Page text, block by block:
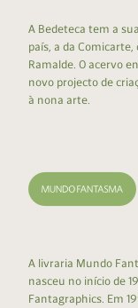
A Bedeteca tem a
país, a da
Ramalde. O acervo
novo projecto de
à nona arte.
A livraria Mundo
nasceu no início de
Fantagraphics. Em